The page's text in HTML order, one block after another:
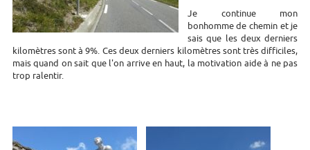
Je continue mon
bonhomme de chemin et je
sais que les deux derniers
kilomètres sont à 9%. Ces deux derniers kilomètres sont très difficiles,
mais quand on sait que l'on arrive en haut, la motivation aide à ne pas
trop ralentir.